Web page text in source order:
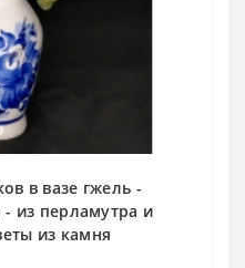
в вазе гжель -
из перламутра и
из камня